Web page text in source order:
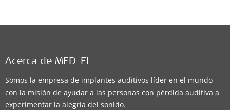
Acerca de MED-EL
Somos la empresa de implantes auditivos líder en el mundo
con la misión de ayudar a las personas con pérdida auditiva a
experimentar la alegría del sonido.